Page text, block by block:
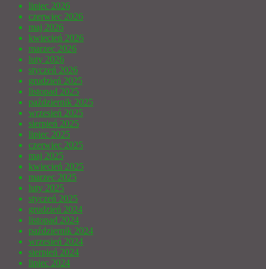
lipiec 2026
czerwiec 2026
maj 2026
kwiecień 2026
marzec 2026
luty 2026
styczeń 2026
grudzień 2025
listopad 2025
październik 2025
wrzesień 2025
sierpień 2025
lipiec 2025
czerwiec 2025
maj 2025
kwiecień 2025
marzec 2025
luty 2025
styczeń 2025
grudzień 2024
listopad 2024
październik 2024
wrzesień 2024
sierpień 2024
lipiec 2024